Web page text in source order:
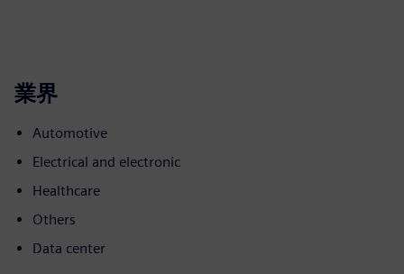
業界
Automotive
Electrical and electronic
Healthcare
Others
Data center